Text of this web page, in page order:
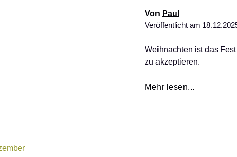
Von Paul
Veröffentlicht am
Weihnachten ist das
zu akzeptieren.
Mehr lesen...